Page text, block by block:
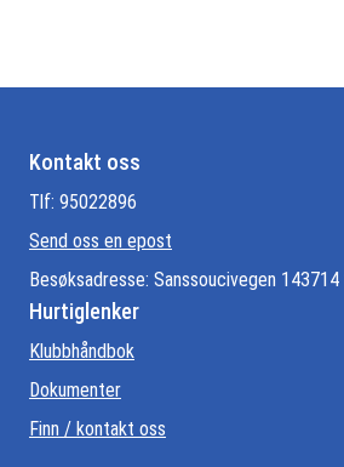
Kontakt oss
Tlf: 95022896
Send oss en epost
Besøksadresse: Sanssoucivegen 143714
Hurtiglenker
Klubbhåndbok
Dokumenter
Finn / kontakt oss